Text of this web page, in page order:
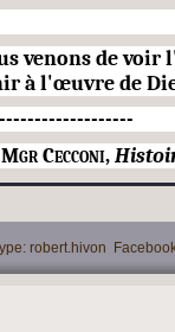
venons de
à l'œuvre de
Mgr Cecconi,
robert.hivon